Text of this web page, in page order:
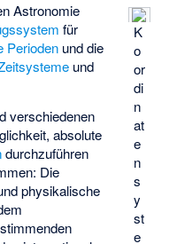
K
o
or
di
n
at
e
n
s
y
st
e
Astronomie
für
Perioden und die
und
verschiedenen
absolute
durchzuführen
Die
physikalische